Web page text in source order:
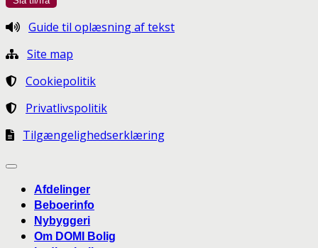
Guide til oplæsning af tekst
Site map
Cookiepolitik
Privatlivspolitik
Tilgængelighedserklæring
Afdelinger
Beboerinfo
Nybyggeri
Om DOMI Bolig